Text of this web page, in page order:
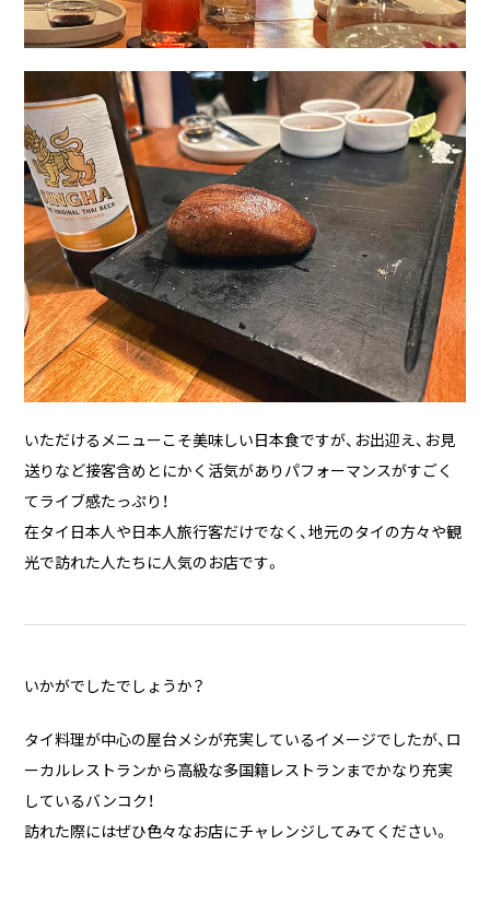
いただけるメニューこそ美味しい日本食ですが、お出迎え、お見
送りなど接客含めとにかく活気がありパフォーマンスがすごく
てライブ感たっぷり！
在タイ日本人や日本人旅行客だけでなく、地元のタイの方々や観
光で訪れた人たちに人気のお店です。
いかがでしたでしょうか？
タイ料理が中心の屋台メシが充実しているイメージでしたが、ロ
ーカルレストランから高級な多国籍レストランまでかなり充実
しているバンコク！
訪れた際にはぜひ色々なお店にチャレンジしてみてください。